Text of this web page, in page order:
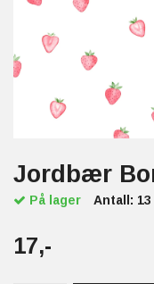
Jordbær
På lager Antall: 13
17,-